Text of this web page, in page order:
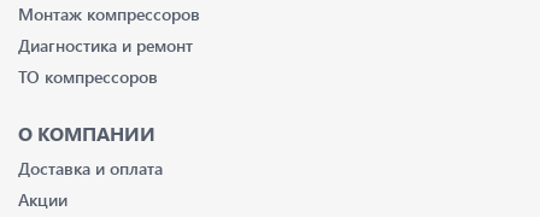
Монтаж компрессоров
Диагностика и ремонт
ТО компрессоров
О КОМПАНИИ
Доставка и оплата
Акции